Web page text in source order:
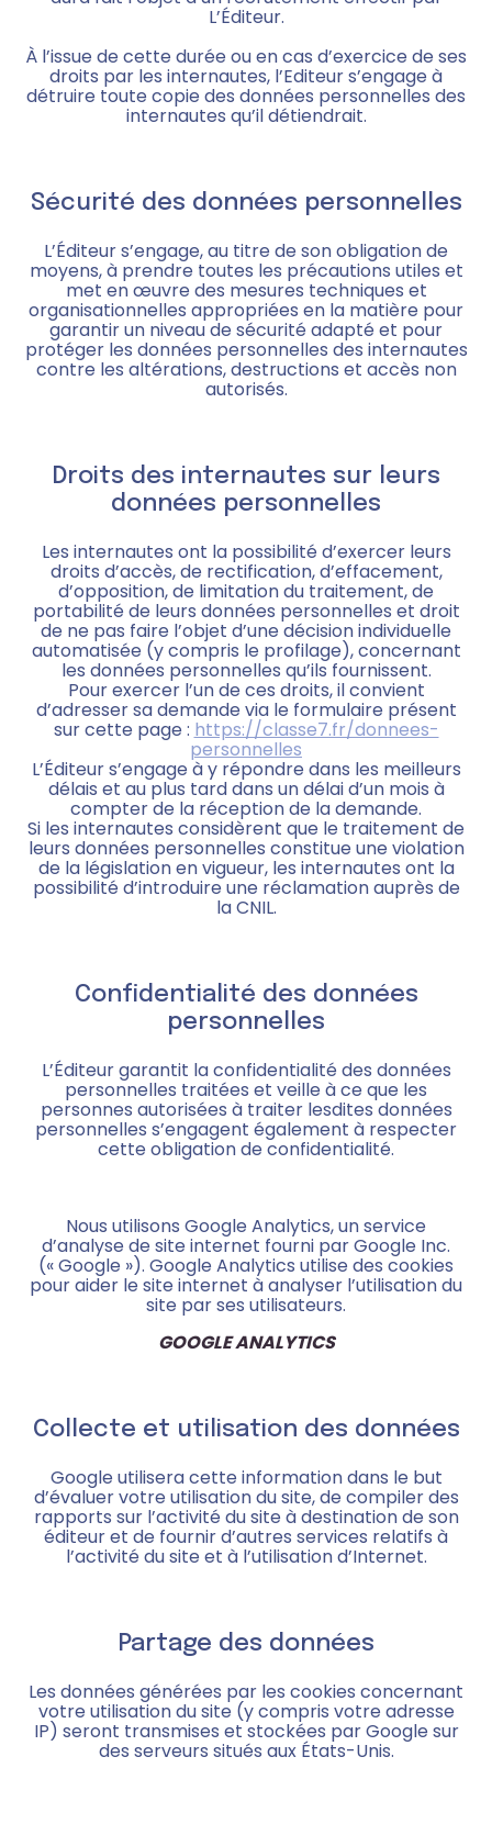
L’Éditeur.
À l’issue de cette durée ou en cas d’exercice de ses
droits par les internautes, l’Editeur s’engage à
détruire toute copie des données personnelles des
internautes qu’il détiendrait.
Sécurité des données personnelles
L’Éditeur s’engage, au titre de son obligation de
moyens, à prendre toutes les précautions utiles et
met en œuvre des mesures techniques et
organisationnelles appropriées en la matière pour
garantir un niveau de sécurité adapté et pour
protéger les données personnelles des internautes
contre les altérations, destructions et accès non
autorisés.
Droits des internautes sur leurs
données personnelles
Les internautes ont la possibilité d’exercer leurs
droits d’accès, de rectification, d’effacement,
d’opposition, de limitation du traitement, de
portabilité de leurs données personnelles et droit
de ne pas faire l’objet d’une décision individuelle
automatisée (y compris le profilage), concernant
les données personnelles qu’ils fournissent.
Pour exercer l’un de ces droits, il convient
d’adresser sa demande via le formulaire présent
sur cette page : https://classe7.fr/donnees-
personnelles
L’Éditeur s’engage à y répondre dans les meilleurs
délais et au plus tard dans un délai d’un mois à
compter de la réception de la demande.
Si les internautes considèrent que le traitement de
leurs données personnelles constitue une violation
de la législation en vigueur, les internautes ont la
possibilité d’introduire une réclamation auprès de
la CNIL.
Confidentialité des données
personnelles
L’Éditeur garantit la confidentialité des données
personnelles traitées et veille à ce que les
personnes autorisées à traiter lesdites données
personnelles s’engagent également à respecter
cette obligation de confidentialité.
Nous utilisons Google Analytics, un service
d’analyse de site internet fourni par Google Inc.
(« Google »). Google Analytics utilise des cookies
pour aider le site internet à analyser l’utilisation du
site par ses utilisateurs.
GOOGLE ANALYTICS
Collecte et utilisation des données
Google utilisera cette information dans le but
d’évaluer votre utilisation du site, de compiler des
rapports sur l’activité du site à destination de son
éditeur et de fournir d’autres services relatifs à
l’activité du site et à l’utilisation d’Internet.
Partage des données
Les données générées par les cookies concernant
votre utilisation du site (y compris votre adresse
IP) seront transmises et stockées par Google sur
des serveurs situés aux États-Unis.